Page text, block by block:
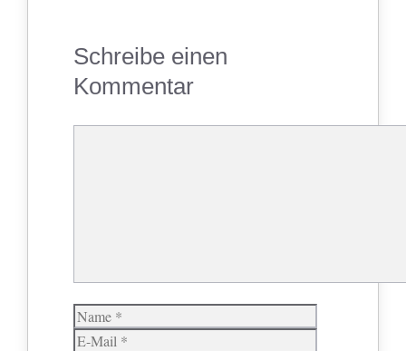
Schreibe einen
Kommentar
Name
E-